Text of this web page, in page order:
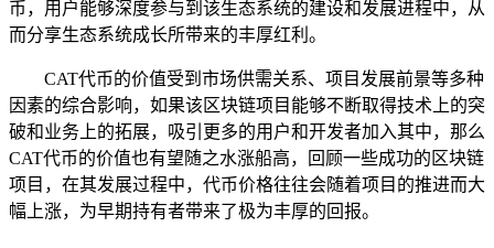
币，用户能够深度参与到该生态系统的建设和发展进程中，从
而分享生态系统成长所带来的丰厚红利。
CAT代币的价值受到市场供需关系、项目发展前景等多种
因素的综合影响，如果该区块链项目能够不断取得技术上的突
破和业务上的拓展，吸引更多的用户和开发者加入其中，那么
CAT代币的价值也有望随之水涨船高，回顾一些成功的区块链
项目，在其发展过程中，代币价格往往会随着项目的推进而大
幅上涨，为早期持有者带来了极为丰厚的回报。